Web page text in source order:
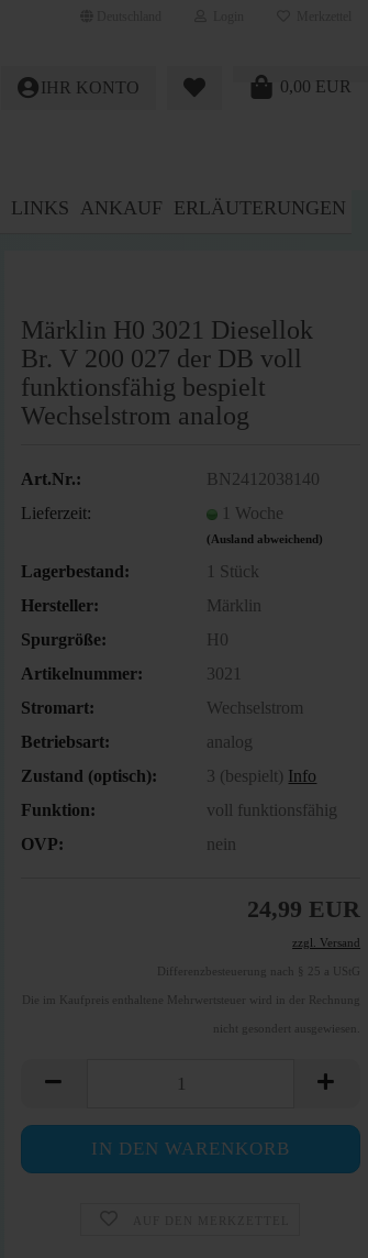
0,00 EUR
IHR KONTO
LINKS ANKAUF ERLÄUTERUNGEN
Märklin H0 3021 Diesellok
Br. V 200 027 der DB voll
funktionsfähig bespielt
Wechselstrom analog
Art.Nr.:
BN2412038140
Lieferzeit:
1 Woche
(Ausland abweichend)
Lagerbestand: 1 Stück
Hersteller:
Märklin
Spurgröße:
H0
Artikelnummer:
3021
Stromart:
Wechselstrom
Betriebsart:
analog
Zustand (optisch):
3 (bespielt) Info
Funktion:
voll funktionsfähig
OVP:
nein
24,99 EUR
zzgl. Versand
Differenzbesteuerung nach § 25 a UStG
Die im Kaufpreis enthaltene Mehrwertsteuer wird in der Rechnung
nicht gesondert ausgewiesen.